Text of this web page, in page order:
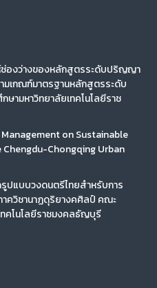
ห์ช่องว่างของหลักสูตรระดับปริญญา
มเกณฑ์มาตรฐานหลักสูตรระดับ
ามหาวิทยาลัยเทคโนโลยีราช
on Sustainable
Chongqing Urban
ปแบบวงดนตรีไทยสำหรับการ
ควิชานาฏดุริยางคศิลป์ คณะ
คโนโลยีราชมงคลธัญบุรี